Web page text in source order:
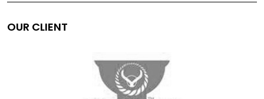
OUR CLIENT